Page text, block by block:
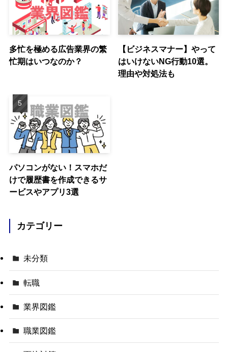
多忙を極める広告業界の繁
忙期はいつなのか？
【ビジネスマナー】やって
はいけないNG行動10選。
理由や対処法も
パソコンがない！スマホだ
けで履歴書を作成できるサ
ービスやアプリ3選
カテゴリー
未分類
転職
業界図鑑
職業図鑑